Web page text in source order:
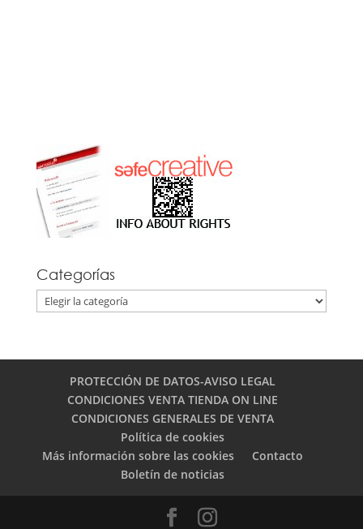
Categorías
Categorías
PROTECCIÓN DE DATOS-AVISO LEGAL
CONDICIONES VENTA TIENDA ON LINE
CONDICIONES GENERALES DE VENTA
Política de cookies
Más información sobre las cookies
Contacto
Boletín de noticias